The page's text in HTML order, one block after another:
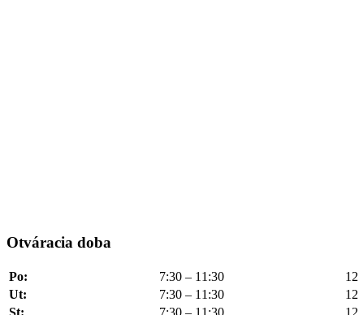
Otváracia doba
Po: 7:30 – 11:30
Ut:
7:30 – 11:30
St:
7:30 – 11:30